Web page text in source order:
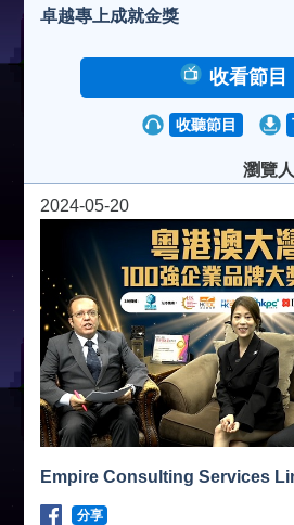
卓越專上成就金獎
收看節目
收聽節目
瀏覽
2024-05-20
Empire Consulting Services
分享